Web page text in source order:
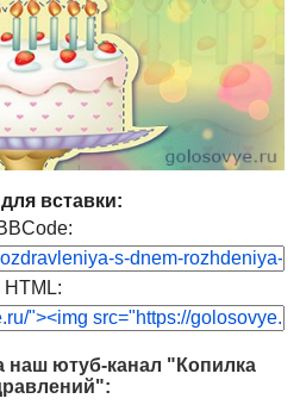
вставки:
HTML:
наш ютуб-канал "Копилка